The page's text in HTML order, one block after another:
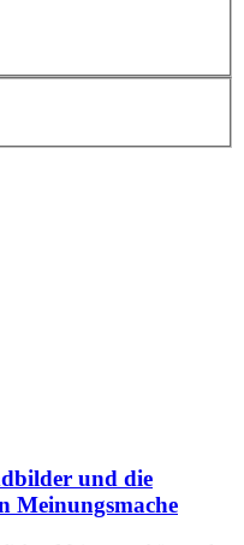
und die
Meinungsmache